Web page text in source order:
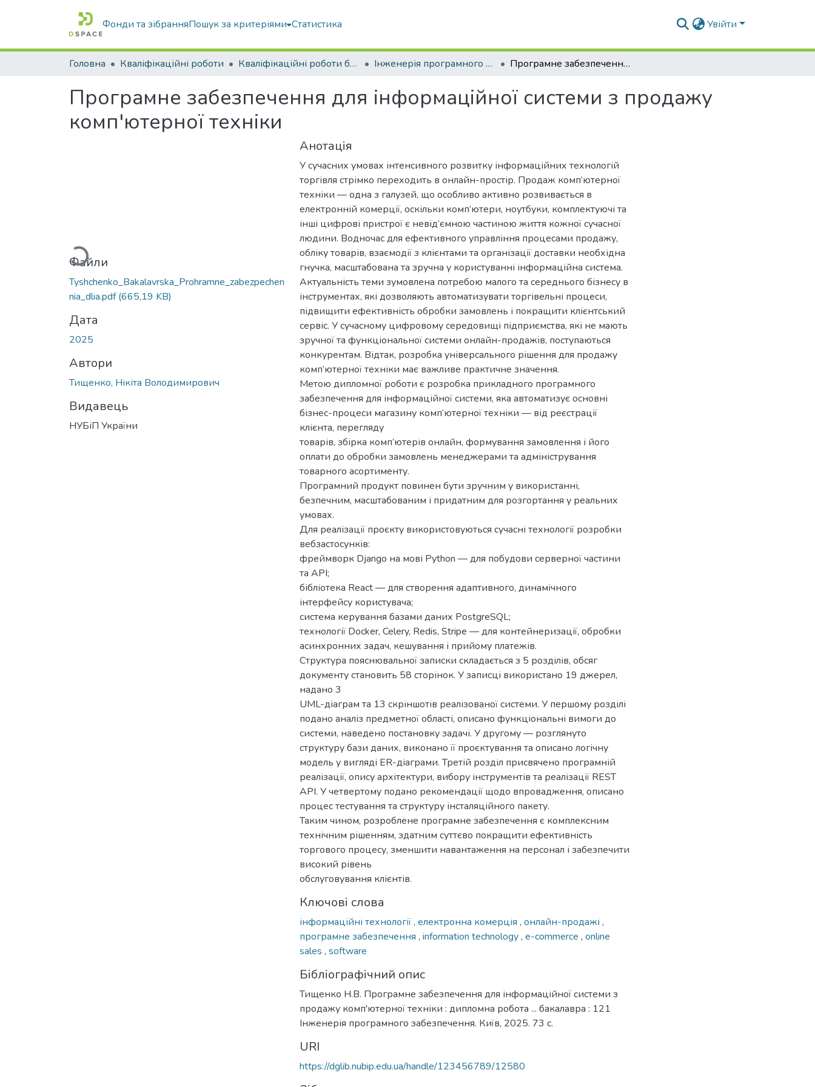
Фонди та зібранняПошук за критеріями Статистика Увійти
Головна Кваліфікаційні роботи Кваліфікаційні роботи бакалаврів Інженерія програмного забезпечення Програмне забезпечення для інформаційної системи з продажу комп'ютерної техніки
Програмне забезпечення для інформаційної системи з продажу
комп'ютерної техніки
Вантажиться...
Файли
Tyshchenko_Bakalavrska_Prohramne_zabezpechen
nia_dlia.pdf(665,19 KB)
Дата
2025
Автори
Тищенко, Нікіта Володимирович
Видавець
НУБіП України
Анотація
У сучасних умовах інтенсивного розвитку інформаційних технологій
торгівля стрімко переходить в онлайн-простір. Продаж комп’ютерної
техніки — одна з галузей, що особливо активно розвивається в
електронній комерції, оскільки комп’ютери, ноутбуки, комплектуючі та
інші цифрові пристрої є невід’ємною частиною життя кожної сучасної
людини. Водночас для ефективного управління процесами продажу,
обліку товарів, взаємодії з клієнтами та організації доставки необхідна
гнучка, масштабована та зручна у користуванні інформаційна система.
Актуальність теми зумовлена потребою малого та середнього бізнесу в
інструментах, які дозволяють автоматизувати торгівельні процеси,
підвищити ефективність обробки замовлень і покращити клієнтський
сервіс. У сучасному цифровому середовищі підприємства, які не мають
зручної та функціональної системи онлайн-продажів, поступаються
конкурентам. Відтак, розробка універсального рішення для продажу
комп’ютерної техніки має важливе практичне значення.
Метою дипломної роботи є розробка прикладного програмного
забезпечення для інформаційної системи, яка автоматизує основні
бізнес-процеси магазину комп’ютерної техніки — від реєстрації
клієнта, перегляду
товарів, збірка комп’ютерів онлайн, формування замовлення і його
оплати до обробки замовлень менеджерами та адміністрування
товарного асортименту.
Програмний продукт повинен бути зручним у використанні,
безпечним, масштабованим і придатним для розгортання у реальних
умовах.
Для реалізації проєкту використовуються сучасні технології розробки
вебзастосунків:
фреймворк Django на мові Python — для побудови серверної частини
та API;
бібліотека React — для створення адаптивного, динамічного
інтерфейсу користувача;
система керування базами даних PostgreSQL;
технології Docker, Celery, Redis, Stripe — для контейнеризації, обробки
асинхронних задач, кешування і прийому платежів.
Структура пояснювальної записки складається з 5 розділів, обсяг
документу становить 58 сторінок. У записці використано 19 джерел,
надано 3
UML-діаграм та 13 скріншотів реалізованої системи. У першому розділі
подано аналіз предметної області, описано функціональні вимоги до
системи, наведено постановку задачі. У другому — розглянуто
структуру бази даних, виконано її проєктування та описано логічну
модель у вигляді ER-діаграми. Третій розділ присвячено програмній
реалізації, опису архітектури, вибору інструментів та реалізації REST
API. У четвертому подано рекомендації щодо впровадження, описано
процес тестування та структуру інсталяційного пакету.
Таким чином, розроблене програмне забезпечення є комплексним
технічним рішенням, здатним суттєво покращити ефективність
торгового процесу, зменшити навантаження на персонал і забезпечити
високий рівень
обслуговування клієнтів.
Ключові слова
інформаційні технології, електронна комерція , онлайн-продажі ,
програмне забезпечення , information technology, e-commerce , online
sales , software
Бібліографічний опис
Тищенко Н.В. Програмне забезпечення для інформаційної системи з
продажу комп'ютерної техніки : дипломна робота ... бакалавра : 121
Інженерія програмного забезпечення. Київ, 2025. 73 с.
URI
https://dglib.nubip.edu.ua/handle/123456789/12580